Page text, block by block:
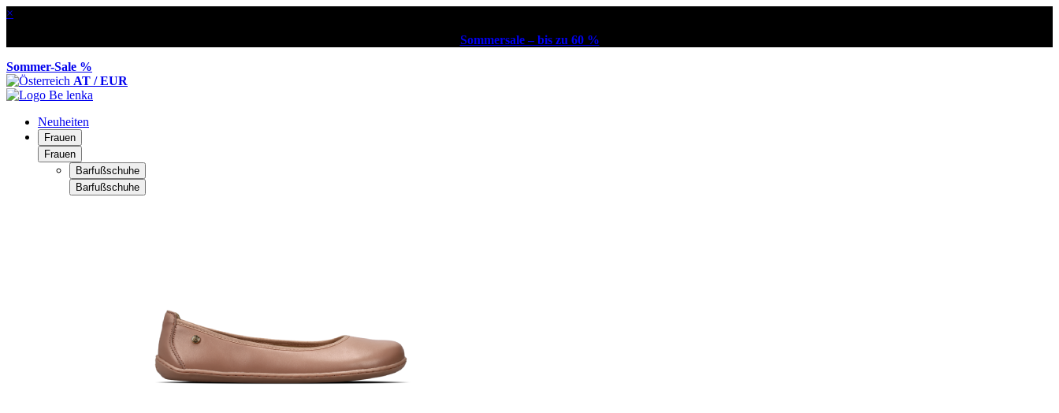
×
Sommersale – bis zu 60 %
Sommer-Sale %
AT / EUR
Neuheiten
Frauen
Frauen
Barfußschuhe
Barfußschuhe